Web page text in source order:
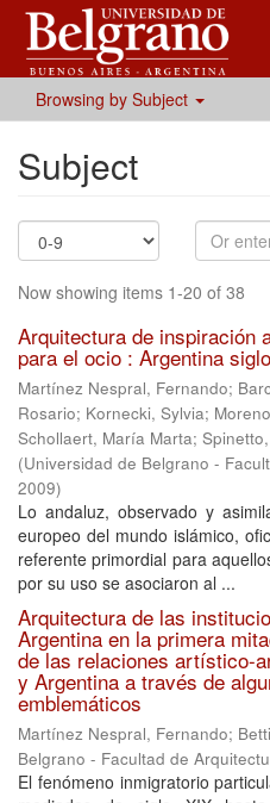
Browsing by Subject
Subject
Now showing items 1-20 of 38
Arquitectura de inspiración
para el ocio : Argentina
Martínez Nespral, Fernando;
Rosario; Kornecki, Sylvia;
Schollaert, María Marta;
(Universidad de Belgrano -
2009)
Lo andaluz, observado y
europeo del mundo islámico,
referente primordial para
por su uso se asociaron al ...
Arquitectura de las
Argentina en la primera
de las relaciones artístico-
y Argentina a través de
emblemáticos
Martínez Nespral, Fernando;
Belgrano - Facultad de
El fenómeno inmigratorio